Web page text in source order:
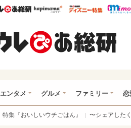
ウレぴあ総研ハピママ* ウレ
エンタメ グルメ ファミリー 恋
特集『おいしいウチごはん』 〜シェアした